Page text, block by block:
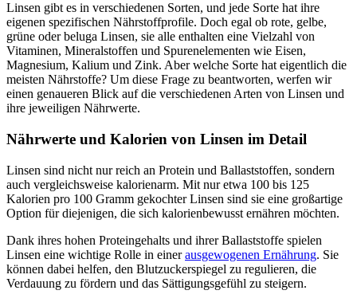
Linsen gibt es in verschiedenen Sorten, und jede Sorte hat ihre
eigenen spezifischen Nährstoffprofile. Doch egal ob rote, gelbe,
grüne oder beluga Linsen, sie alle enthalten eine Vielzahl von
Vitaminen, Mineralstoffen und Spurenelementen wie Eisen,
Magnesium, Kalium und Zink. Aber welche Sorte hat eigentlich die
meisten Nährstoffe? Um diese Frage zu beantworten, werfen wir
einen genaueren Blick auf die verschiedenen Arten von Linsen und
ihre jeweiligen Nährwerte.
Nährwerte und Kalorien von Linsen im Detail
Linsen sind nicht nur reich an Protein und Ballaststoffen, sondern
auch vergleichsweise kalorienarm. Mit nur etwa 100 bis 125
Kalorien pro 100 Gramm gekochter Linsen sind sie eine großartige
Option für diejenigen, die sich kalorienbewusst ernähren möchten.
Dank ihres hohen Proteingehalts und ihrer Ballaststoffe spielen
Linsen eine wichtige Rolle in einerausgewogenen Ernährung. Sie
können dabei helfen, den Blutzuckerspiegel zu regulieren, die
Verdauung zu fördern und das Sättigungsgefühl zu steigern.